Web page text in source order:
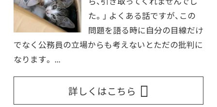
た。」 よくある話ですが、この
問題を語る時に自分の目線だけ
でなく公務員の立場からも考えないとただの批判に
なります。 ...
詳しくはこちら